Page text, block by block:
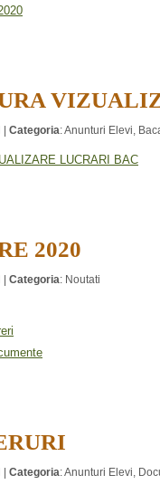
Categoria:Anunturi Elevi,
LUCRARI BAC
2020
Categoria: Noutati
Categoria:Anunturi Elevi,